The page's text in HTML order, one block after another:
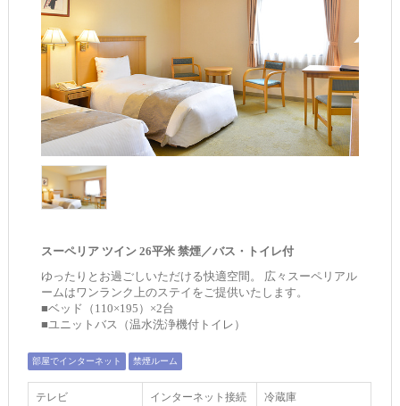
スーペリア ツイン 26平米 禁煙／バス・トイレ付
ゆったりとお過ごしいただける快適空間。 広々スーペリアル
ームはワンランク上のステイをご提供いたします。
■ベッド（110×195）×2台
■ユニットバス（温水洗浄機付トイレ）
部屋でインターネット 禁煙ルーム
テレビ
インターネット接続
冷蔵庫